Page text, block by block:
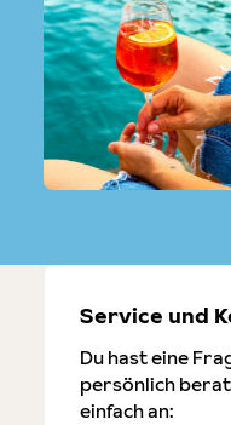
Service und
Du hast eine
persönlich
einfach an: